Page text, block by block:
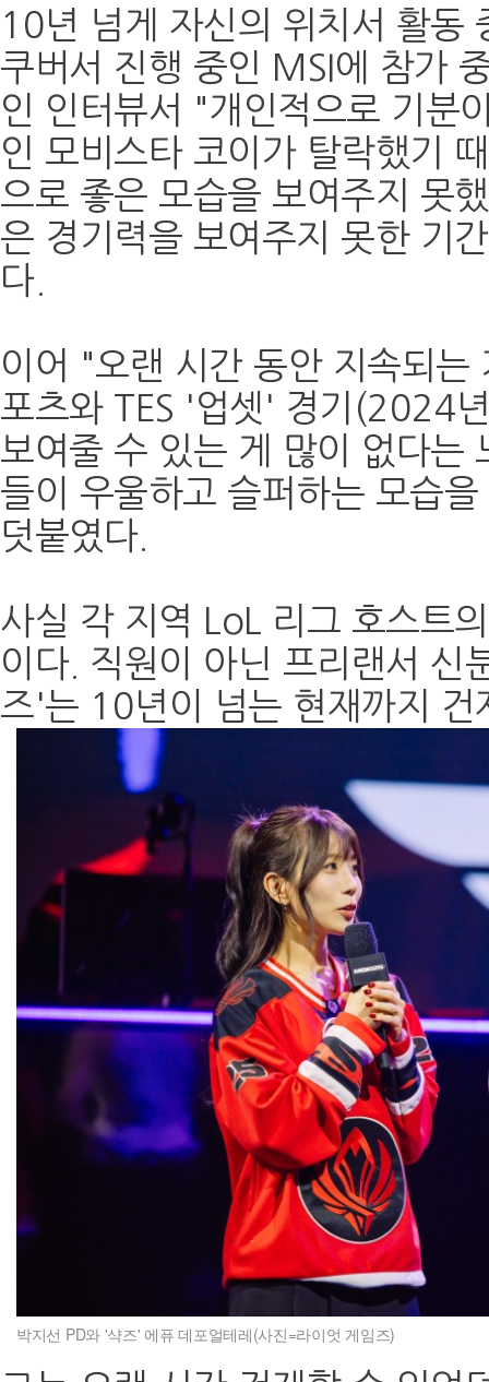
10년 넘게 자신의 위치서 활동
쿠버서 진행 중인 MSI에 참가
인 인터뷰서 "개인적으로 기분
인 모비스타 코이가 탈락했기
으로 좋은 모습을 보여주지 못
은 경기력을 보여주지 못한 기
다.
이어 "오랜 시간 동안 지속되
포츠와 TES '업셋' 경기(2024
보여줄 수 있는 게 많이 없다는
들이 우울하고 슬퍼하는 모습
덧붙였다.
사실 각 지역 LoL 리그 호스트
이다. 직원이 아닌 프리랜서 신
즈'는 10년이 넘는 현재까지 건
박지선 PD와 '샥즈' 에퓨 데포얼테레(사진=라이엇 게임즈)